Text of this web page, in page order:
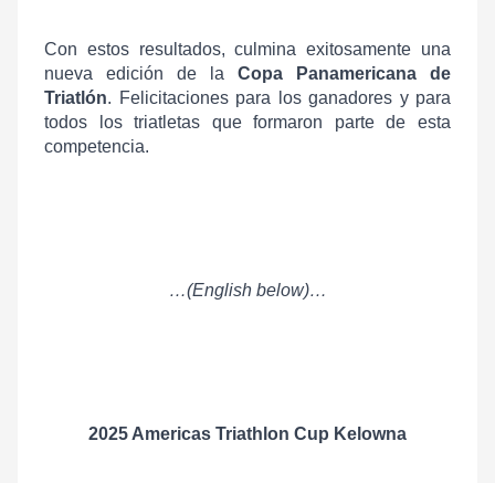
Con estos resultados, culmina exitosamente una
nueva edición de la Copa Panamericana de
Triatlón. Felicitaciones para los ganadores y para
todos los triatletas que formaron parte de esta
competencia.
…(English below)…
2025 Americas Triathlon Cup Kelowna